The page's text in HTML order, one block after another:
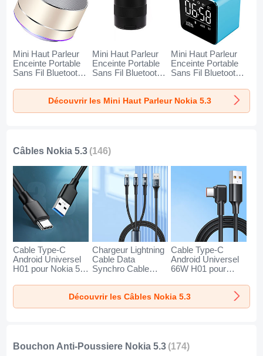
Mini Haut Parleur
Enceinte Portable
Sans Fil Bluetooth
pour Nokia 5.3 Or
Mini Haut Parleur
Enceinte Portable
Sans Fil Bluetooth
pour Nokia 5.3 Noir
Mini Haut Parleur
Enceinte Portable
Sans Fil Bluetooth
pour Nokia 5.3 Bleu
Découvrir les Mini Haut Parleur Nokia 5.3
Câbles Nokia 5.3 (146)
Cable Type-C
Android Universel
H01 pour Nokia 5.3
Chargeur Lightning
Cable Data
Synchro Cable
Type-C 100W H01
pour Nokia 5.3 Noir
Cable Type-C
Android Universel
66W H01 pour
Découvrir les Câbles Nokia 5.3
Bouchon Anti-Poussiere Nokia 5.3 (174)